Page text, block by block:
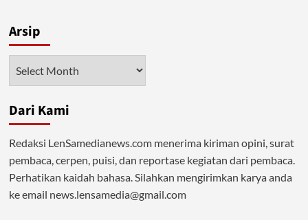
Melancarkan
Agenda
Arsip
Dari Kami
Redaksi LenSamedianews.com menerima kiriman opini, surat
pembaca, cerpen, puisi, dan reportase kegiatan dari pembaca.
Perhatikan kaidah bahasa. Silahkan mengirimkan karya anda
ke email news.lensamedia@gmail.com